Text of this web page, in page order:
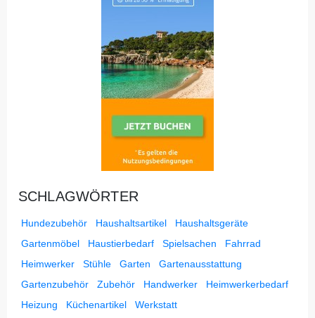
SCHLAGWÖRTER
Hundezubehör Haushaltsartikel
Haushaltsgeräte
Gartenmöbel
Haustierbedarf Spielsachen
Fahrrad
Heimwerker
Stühle Garten
Gartenausstattung
Gartenzubehör
Zubehör Handwerker
Heimwerkerbedarf
Heizung
Küchenartikel Werkstatt